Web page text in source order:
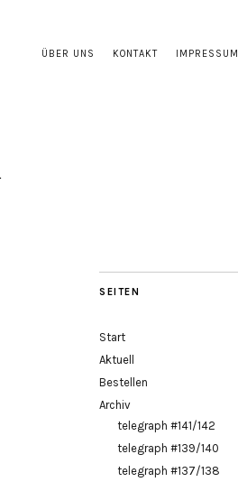
ÜBER UNS KONTAKT IMPRESSUM
SEITEN
Start
Aktuell
Bestellen
Archiv
telegraph #141/142
telegraph #139/140
telegraph #137/138